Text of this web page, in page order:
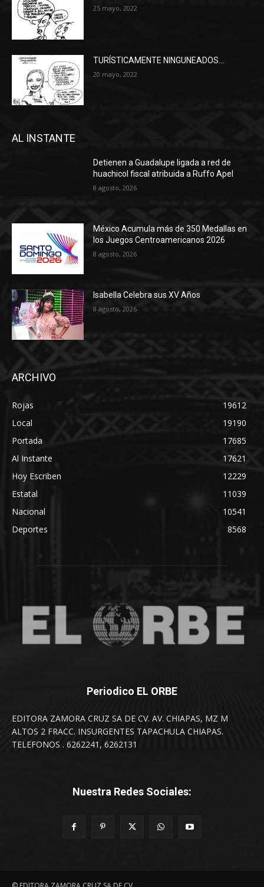
25 mayo, 2022
TURÍSTICAMENTE NINGUNEADOS…
20 mayo, 2022
AL INSTANTE
Detienen a Guadalupe ligada a red de
huachicol fiscal atribuida a Ruffo Apel
8 agosto, 2026
México Acumula más de 350 Medallas en
los Juegos Centroamericanos 2026
8 agosto, 2026
Isabella Celebra sus XV Años
8 agosto, 2026
ARCHIVO
Rojas
19612
Local
19190
Portada
17685
Al Instante
17621
Hoy Escriben
12229
Estatal
11039
Nacional
10541
Deportes
8568
Periodico EL ORBE
EDITORA ZAMORA CRUZ SA DE CV. AV. CHIAPAS, MZ M
ALTOS 2 FRACC. INSURGENTES TAPACHULA CHIAPAS.
TELEFONOS . 6262241, 6262131
Nuestra Redes Sociales: